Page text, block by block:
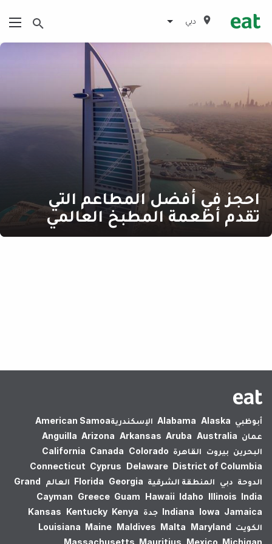
دبي
احجز في أفضل المطاعم التي
تقدم أطعمة المطبخ العالمي
أبوظبي Alabama Alaska الإسكندرية‎American Samoa
عمان
Anguilla Arizona Arkansas Aruba Australia
البحرين بيروت القاهرة California Canada Colorado
Connecticut Cyprus Delaware District of Columbia
الدوحة دبي المنطقة الشرقية Florida Georgia العالم
Grand
Cayman Greece Guam Hawaii Idaho Illinois India
Indiana Iowa Jamaica جدة Kansas Kentucky Kenya
الكويت
Louisiana Maine Maldives Malta Maryland